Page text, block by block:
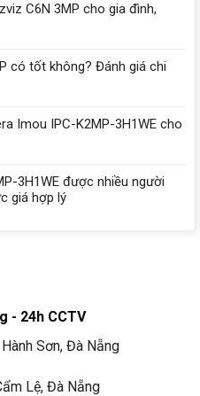
C6N 3MP cho gia đình,
có tốt không? Đánh giá chi
Imou IPC-K2MP-3H1WE cho
3H1WE được nhiều người
giá hợp lý
- 24h CCTV
Sơn, Đà Nẵng
Lệ, Đà Nẵng